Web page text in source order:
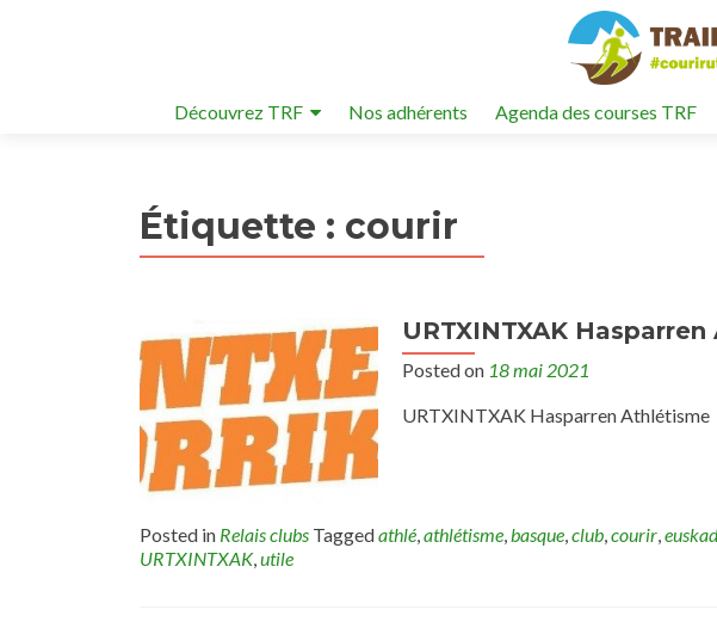
Découvrez TRF Nos adhérents Agenda des courses TRF
Étiquette : courir
URTXINTXAK
Posted on 18 mai 2021
URTXINTXAK Hasparren Athlétisme
Posted in Relais clubs Taggedathlé,athlétisme,basque,club,courir,
URTXINTXAK,utile